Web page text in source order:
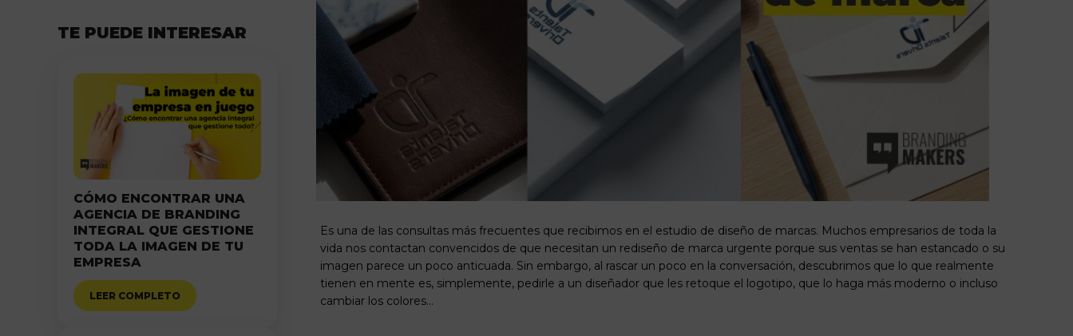
Es una de las consultas más frecuentes que recibimos en el estudio de diseño de marcas. Muchos empresarios de toda la
vida nos contactan convencidos de que necesitan un rediseño de marca urgente porque sus ventas se han estancado o su
imagen parece un poco anticuada. Sin embargo, al rascar un poco en la conversación, descubrimos que lo que realmente
tienen en mente es, simplemente, pedirle a un diseñador que les retoque el logotipo, que lo haga más moderno o incluso
cambiar los colores…
TE PUEDE INTERESAR
CÓMO ENCONTRAR UNA
AGENCIA DE BRANDING
INTEGRAL QUE GESTIONE
TODA LA IMAGEN DE TU
EMPRESA
LEER COMPLETO